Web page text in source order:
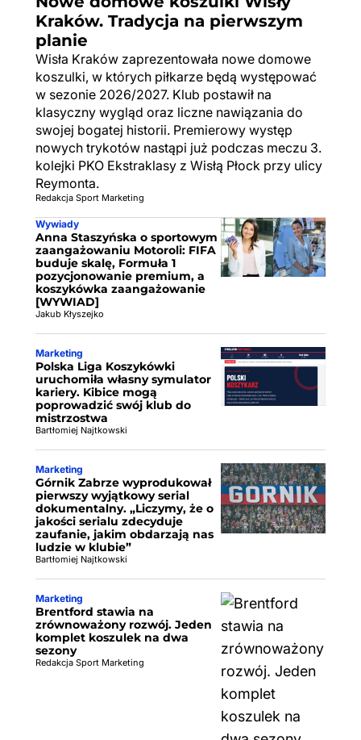
Kraków. Tradycja na pierwszym
planie
Wisła Kraków zaprezentowała nowe domowe
koszulki, w których piłkarze będą występować
w sezonie 2026/2027. Klub postawił na
klasyczny wygląd oraz liczne nawiązania do
swojej bogatej historii. Premierowy występ
nowych trykotów nastąpi już podczas meczu 3.
kolejki PKO Ekstraklasy z Wisłą Płock przy ulicy
Reymonta.
Redakcja Sport Marketing
Wywiady
Anna Staszyńska o sportowym
zaangażowaniu Motoroli: FIFA
buduje skalę, Formuła 1
pozycjonowanie premium, a
koszykówka zaangażowanie
[WYWIAD]
Jakub Kłyszejko
Marketing
Polska Liga Koszykówki
uruchomiła własny symulator
kariery. Kibice mogą
poprowadzić swój klub do
mistrzostwa
Bartłomiej Najtkowski
Marketing
Górnik Zabrze wyprodukował
pierwszy wyjątkowy serial
dokumentalny. „Liczymy, że o
jakości serialu zdecyduje
zaufanie, jakim obdarzają nas
ludzie w klubie”
Bartłomiej Najtkowski
Marketing
Brentford stawia na
zrównoważony rozwój. Jeden
komplet koszulek na dwa
sezony
Redakcja Sport Marketing